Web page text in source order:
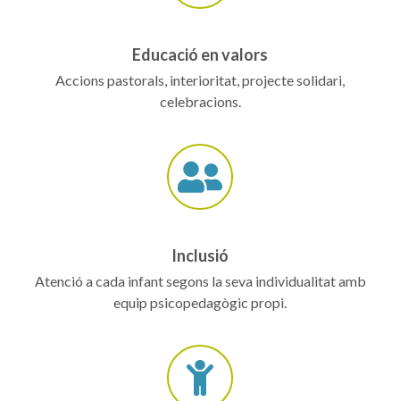
Educació en valors
Accions pastorals, interioritat, projecte solidari,
celebracions.
Inclusió
Atenció a cada infant segons la seva individualitat amb
equip psicopedagògic propi.